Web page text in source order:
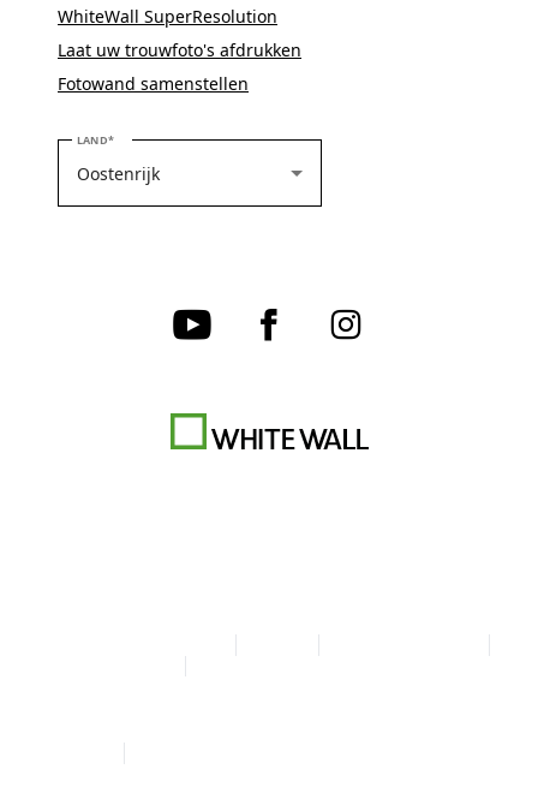
WhiteWall SuperResolution
Laat uw trouwfoto's afdrukken
Fotowand samenstellen
LANDSELECTEER UW LAND